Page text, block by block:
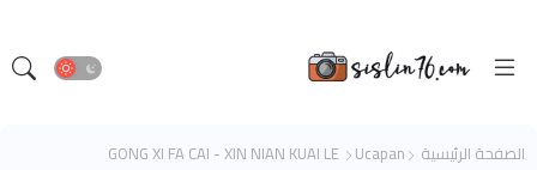
الصفحة الرئيسية Ucapan